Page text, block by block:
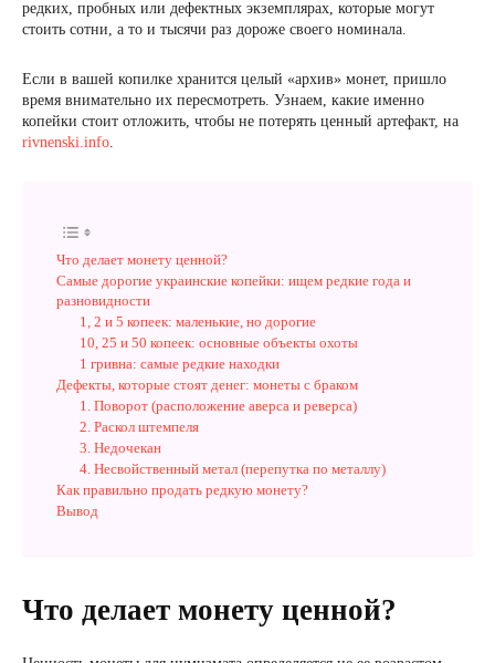
редких, пробных или дефектных экземплярах, которые могут
стоить сотни, а то и тысячи раз дороже своего номинала.
Если в вашей копилке хранится целый «архив» монет, пришло
время внимательно их пересмотреть. Узнаем, какие именно
копейки стоит отложить, чтобы не потерять ценный артефакт, на
rivnenski.info.
Что делает монету ценной?
Самые дорогие украинские копейки: ищем редкие года и
разновидности
1, 2 и 5 копеек: маленькие, но дорогие
10, 25 и 50 копеек: основные объекты охоты
1 гривна: самые редкие находки
Дефекты, которые стоят денег: монеты с браком
1. Поворот (расположение аверса и реверса)
2. Раскол штемпеля
3. Недочекан
4. Несвойственный метал (перепутка по металлу)
Как правильно продать редкую монету?
Вывод
Что делает монету ценной?